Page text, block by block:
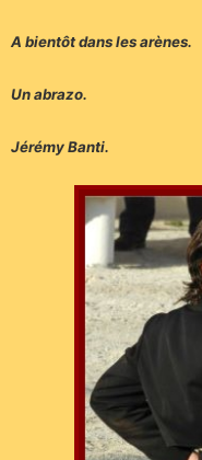
A bientôt dans les arènes.
Un abrazo.
Jérémy Banti.